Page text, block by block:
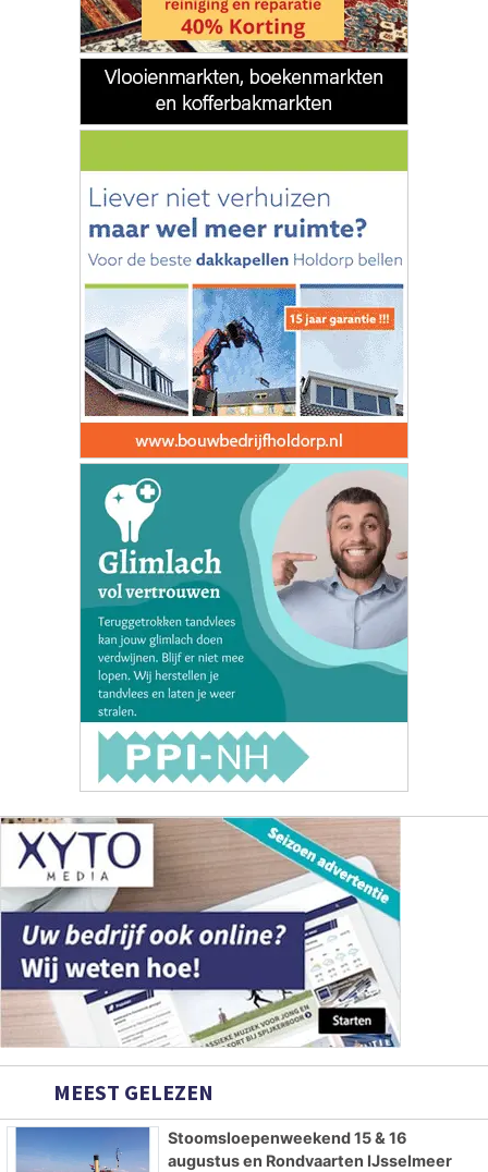
MEEST GELEZEN
Stoomsloepenweekend 15 & 16
augustus en Rondvaarten IJsselmeer